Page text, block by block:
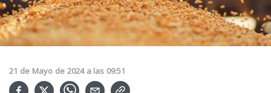
21 de Mayo de 2024 a las 09:51